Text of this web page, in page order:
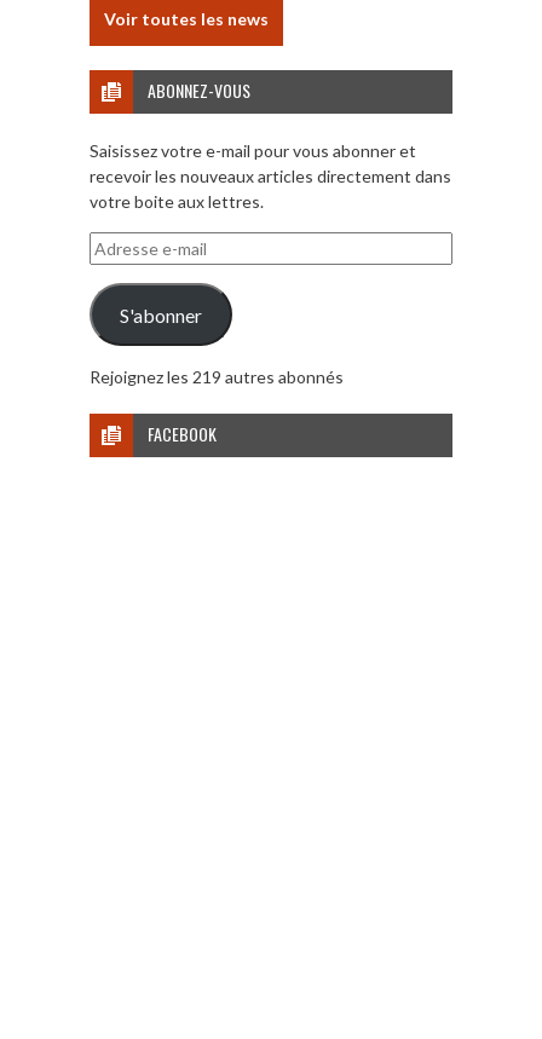
Voir toutes les news
ABONNEZ-VOUS
Saisissez votre e-mail pour vous abonner et
recevoir les nouveaux articles directement dans
votre boite aux lettres.
Adresse
e-
mail
S'abonner
Rejoignez les 219 autres abonnés
FACEBOOK